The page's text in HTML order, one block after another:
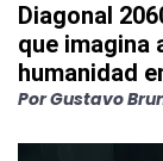
Diagonal
que imagina
humanidad
PorGustavo